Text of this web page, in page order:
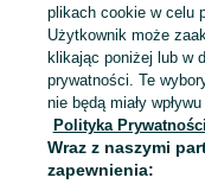
Mapa kategorii
Mapa miejscowości
Mapa ministron
plikach cookie w celu
Użytkownik może
klikając poniżej lub w
prywatności. Te
nie będą miały
Polityka Prywatności
Wraz z naszymi
zapewnienia: